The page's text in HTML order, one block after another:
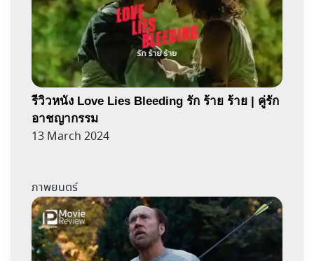
รีวิวหนัง Love Lies Bleeding รัก ร้าย ร้าย | คู่รัก
อาชญากรรม
13 March 2024
ภาพยนตร์